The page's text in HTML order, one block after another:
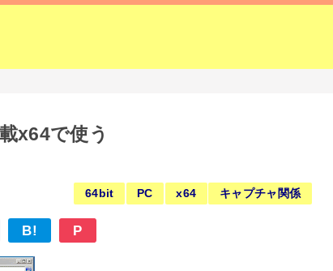
x64で使う
64bit PC x64 キャプチャ関係
B! P